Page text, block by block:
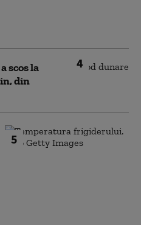
4
scos la
din
5